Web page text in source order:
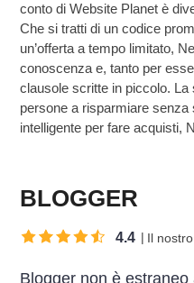
conto di Website Planet è
Che si tratti di un codice
un’offerta a tempo limitato,
conoscenza e, tanto per
clausole scritte in piccolo.
persone a risparmiare
intelligente per fare acquisti,
BLOGGER
4.4 Il
Blogger non è